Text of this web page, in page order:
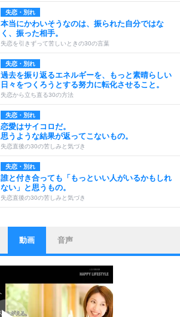
失恋・別れ
本当にかわいそうなのは、振られた自分ではな
く、振った相手。
失恋を引きずって苦しいときの30の言葉
失恋・別れ
過去を振り返るエネルギーを、もっと素晴らしい
日々をつくろうとする努力に転化させること。
失恋から立ち直る30の方法
失恋・別れ
恋愛はサイコロだ。
思うような結果が返ってこないもの。
失恋直後の30の苦しみと気づき
失恋・別れ
誰と付き合っても「もっといい人がいるかもしれ
ない」と思うもの。
失恋直後の30の苦しみと気づき
ストレス対策
他人と比べない。
いっそのこと、他人を見ない。
いらいらしない人になる30の方法
プラス思考
ポジティブになれない原因は、行動しないから。
動画 音声